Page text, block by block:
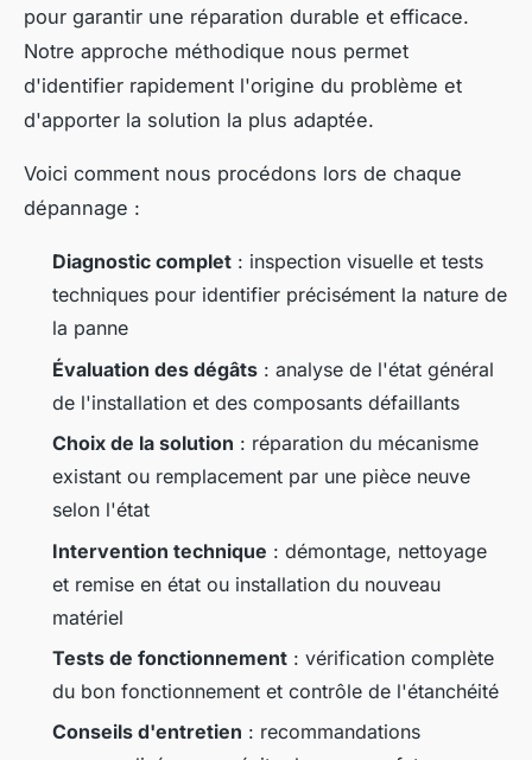
pour garantir une réparation durable et efficace.
Notre approche méthodique nous permet
d'identifier rapidement l'origine du problème et
d'apporter la solution la plus adaptée.
Voici comment nous procédons lors de chaque
dépannage :
Diagnostic complet : inspection visuelle et tests
techniques pour identifier précisément la nature de
la panne
Évaluation des dégâts : analyse de l'état général
de l'installation et des composants défaillants
Choix de la solution : réparation du mécanisme
existant ou remplacement par une pièce neuve
selon l'état
Intervention technique : démontage, nettoyage
et remise en état ou installation du nouveau
matériel
Tests de fonctionnement : vérification complète
du bon fonctionnement et contrôle de l'étanchéité
Conseils d'entretien : recommandations